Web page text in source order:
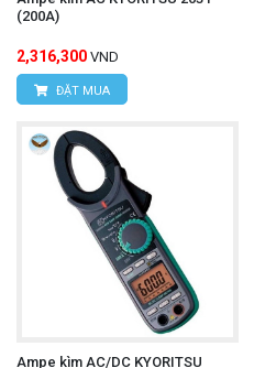
(200A)
2,316,300 VND
ĐẶT MUA
Ampe kìm AC/DC KYORITSU